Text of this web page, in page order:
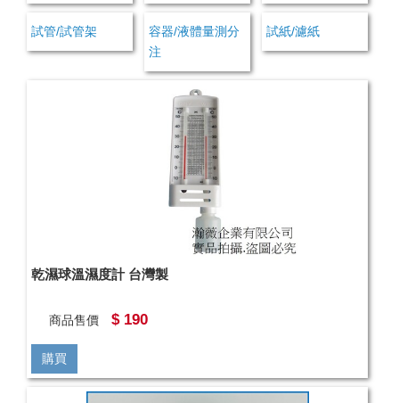
試管/試管架
容器/液體量測分
注
試紙/濾紙
乾濕球溫濕度計 台灣製
商品售價 $ 190
購買